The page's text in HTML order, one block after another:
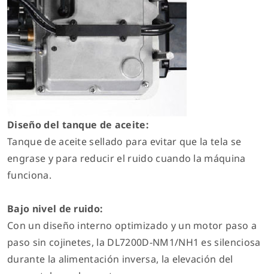
Diseño del tanque de aceite:
Tanque de aceite sellado para evitar que la tela se
engrase y para reducir el ruido cuando la máquina
funciona.
Bajo nivel de ruido:
Con un diseño interno optimizado y un motor paso a
paso sin cojinetes, la DL7200D-NM1/NH1 es silenciosa
durante la alimentación inversa, la elevación del